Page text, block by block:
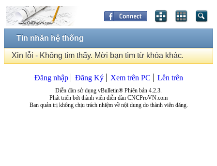
Tin nhắn hệ thống
Xin lỗi - Không tìm thấy. Mời bạn tìm từ khóa khác.
Đăng nhập Đăng Ký Xem trên PC Lên trên
Diễn đàn sử dụng vBulletin® Phiên bản 4.2.3.
Phát triển bởi thành viên diễn đàn CNCProVN.com
Ban quản trị không chịu trách nhiệm về nội dung do thành viên đăng.